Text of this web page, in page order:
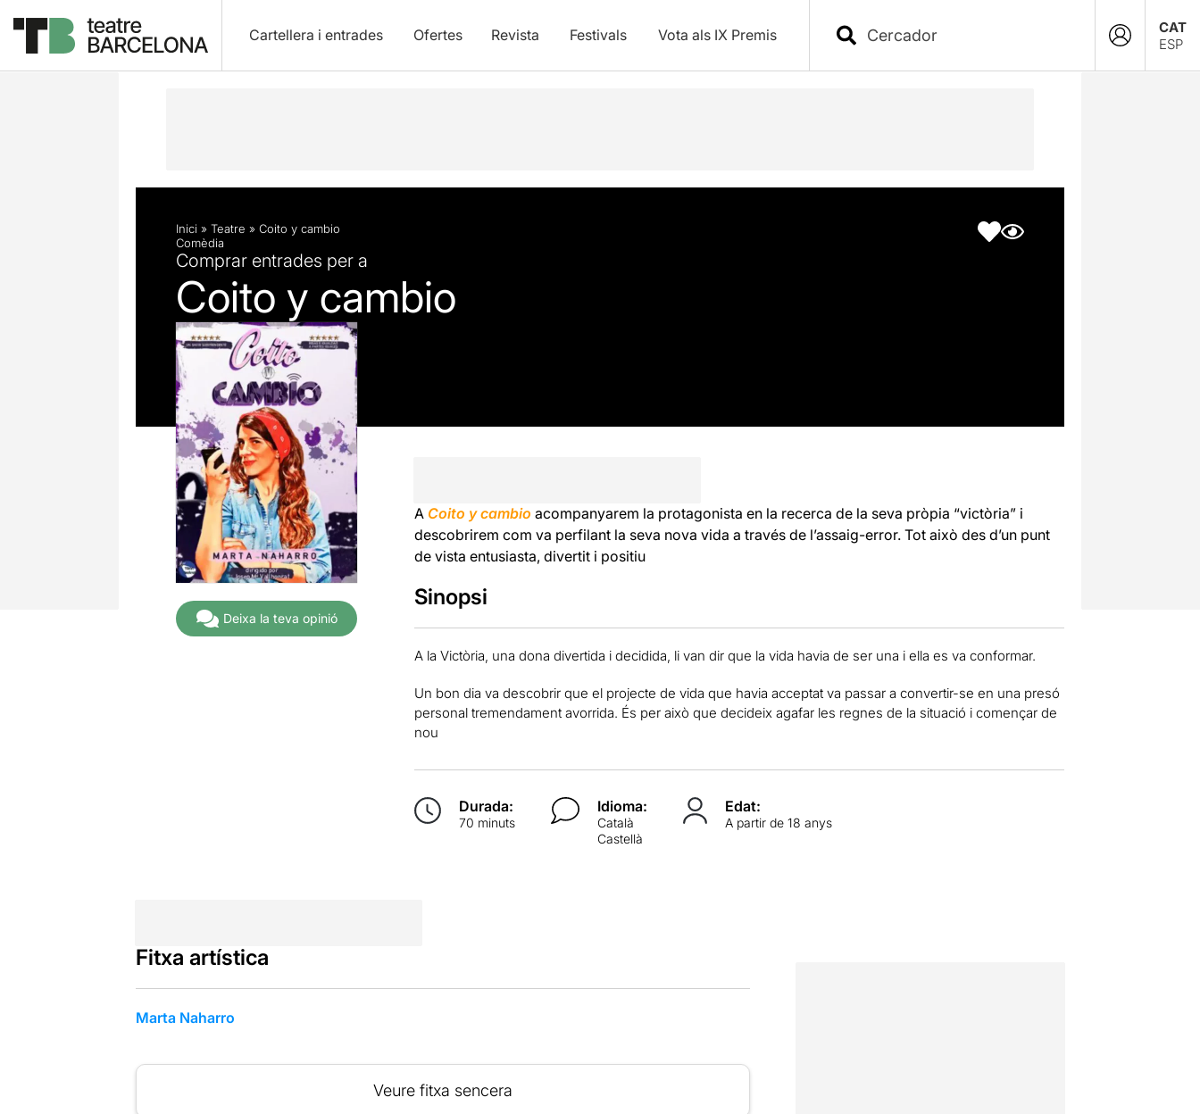
Cartellera i entrades Ofertes Revista Festivals Vota als IX Premis
CAT
ESP
Descripció Fitxa artística
Inici » Teatre » Coito y cambio
Comèdia
Comprar entrades per a
Coito y cambio
Deixa la teva opinió
A Coito y cambio acompanyarem la protagonista en la recerca de la seva pròpia “victòria” i
descobrirem com va perfilant la seva nova vida a través de l’assaig-error. Tot això des d’un punt
de vista entusiasta, divertit i positiu
Sinopsi
A la Victòria, una dona divertida i decidida, li van dir que la vida havia de ser una i ella es va conformar.
Un bon dia va descobrir que el projecte de vida que havia acceptat va passar a convertir-se en una presó
personal tremendament avorrida. És per això que decideix agafar les regnes de la situació i començar de
nou
Durada:
70 minuts
Idioma:
Català
Castellà
Edat:
A partir de 18 anys
Fitxa artística
Marta Naharro
Veure fitxa sencera